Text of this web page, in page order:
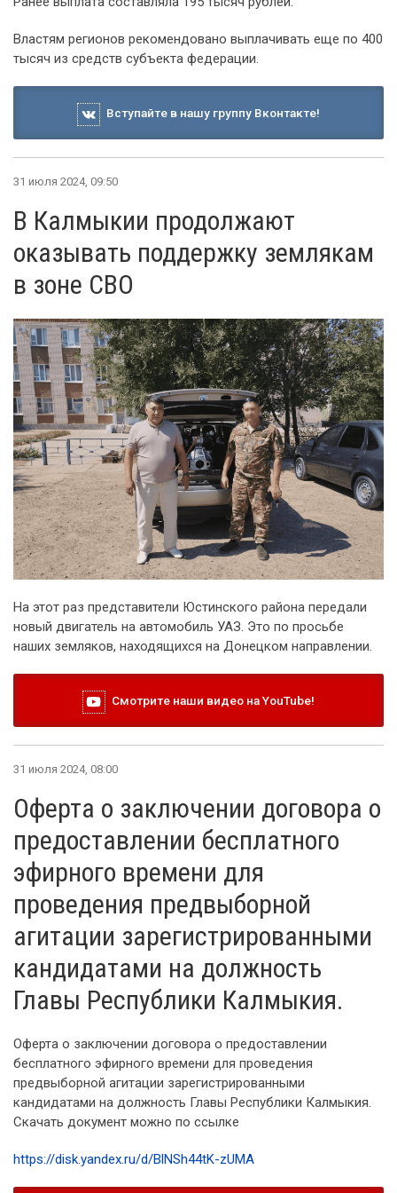
Властям регионов рекомендовано выплачивать еще по 400
тысяч из средств субъекта федерации.
Вступайте в нашу группу Вконтакте!
31 июля 2024, 09:50
В Калмыкии продолжают
оказывать поддержку землякам
в зоне СВО
На этот раз представители Юстинского района передали
новый двигатель на автомобиль УАЗ. Это по просьбе
наших земляков, находящихся на Донецком направлении.
Смотрите наши видео на YouTube!
31 июля 2024, 08:00
Оферта о заключении договора о
предоставлении бесплатного
эфирного времени для
проведения предвыборной
агитации зарегистрированными
кандидатами на должность
Главы Республики Калмыкия.
Оферта о заключении договора о предоставлении
бесплатного эфирного времени для проведения
предвыборной агитации зарегистрированными
кандидатами на должность Главы Республики Калмыкия.
Скачать документ можно по ссылке
https://disk.yandex.ru/d/BlNSh44tK-zUMA